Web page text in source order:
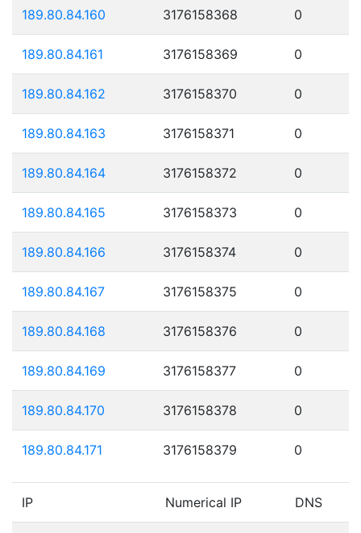
189.80.84.160 3176158368 0
189.80.84.161 3176158369 0
189.80.84.162 3176158370 0
189.80.84.163 3176158371 0
189.80.84.164 3176158372 0
189.80.84.165 3176158373 0
189.80.84.166 3176158374 0
189.80.84.167 3176158375 0
189.80.84.168 3176158376 0
189.80.84.169 3176158377 0
189.80.84.170 3176158378 0
189.80.84.171 3176158379 0
IP Numerical IP DNS